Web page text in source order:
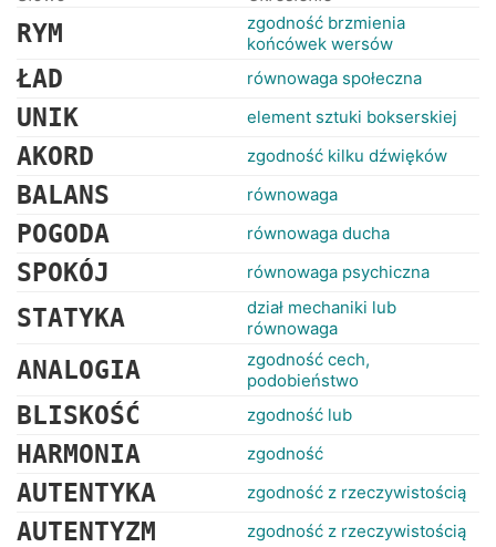
RYM
zgodność brzmienia
końcówek wersów
ŁAD równowaga społeczna
UNIK element sztuki bokserskiej
AKORD zgodność kilku dźwięków
BALANS równowaga
POGODA równowaga ducha
SPOKÓJ równowaga psychiczna
STATYKA
dział mechaniki lub
równowaga
ANALOGIA
zgodność cech,
podobieństwo
BLISKOŚĆ zgodność lub
HARMONIA zgodność
AUTENTYKA zgodność z rzeczywistością
AUTENTYZM zgodność z rzeczywistością